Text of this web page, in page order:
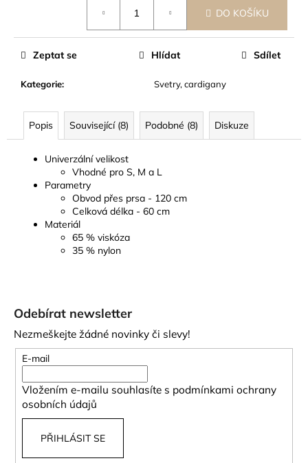
DO KOŠÍKU
Kategorie: Svetry, cardigany
Zeptat se Hlídat Sdílet
Popis Související (8) Podobné (8) Diskuze
Univerzální velikost
Vhodné pro S, M a L
Parametry
Obvod přes prsa - 120 cm
Celková délka - 60 cm
Materiál
65 % viskóza
35 % nylon
Odebírat newsletter
Nezmeškejte žádné novinky či slevy!
E-mail
Vložením e-mailu souhlasíte s podmínkami ochrany
osobních údajů
PŘIHLÁSIT SE